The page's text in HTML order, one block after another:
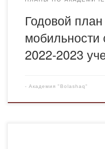
Годовой
мобильности
2022-2023
- Академия "Bolashaq"